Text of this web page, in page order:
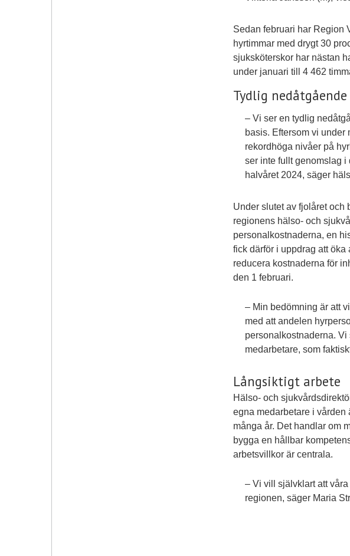
Sedan februari har Region
hyrtimmar med drygt 30
sjuksköterskor har nästan
under januari till 4 462
Tydlig
– Vi ser en tydlig
basis. Eftersom vi under
rekordhöga nivåer på
ser inte fullt genomslag i
halvåret 2024, säger
Under slutet av fjolåret och
regionens hälso- och
personalkostnaderna, en
fick därför i uppdrag att
reducera kostnaderna för
den 1 februari.
– Min bedömning är att
med att andelen
personalkostnaderna.
medarbetare, som
Långsiktigt arbete
Hälso- och
egna medarbetare i vården
många år. Det handlar om
bygga en hållbar
arbetsvillkor är centrala.
– Vi vill självklart att
regionen, säger Maria